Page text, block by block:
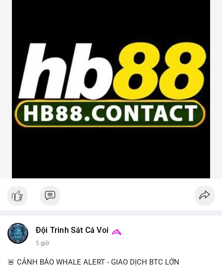
Đội Trinh Sát Cá Voi
5 giờ
🚨 CẢNH BÁO WHALE ALERT - GIAO DỊCH BTC LỚN